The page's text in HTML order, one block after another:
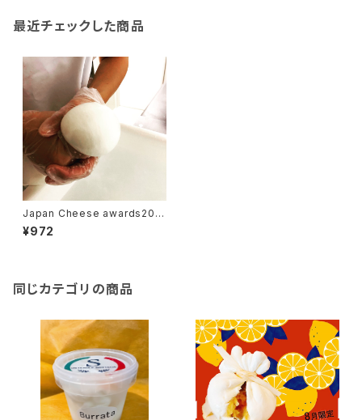
最近チェックした商品
Japan Cheese awards202
2 銀賞 モッツァレラチーズ！
¥972
同じカテゴリの商品